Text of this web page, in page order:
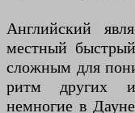
Английский
местный
сложным для
ритм других
немногие в